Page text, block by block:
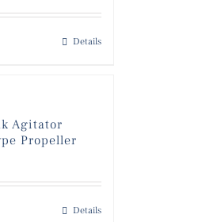
Details
Agitator
Propeller
Details